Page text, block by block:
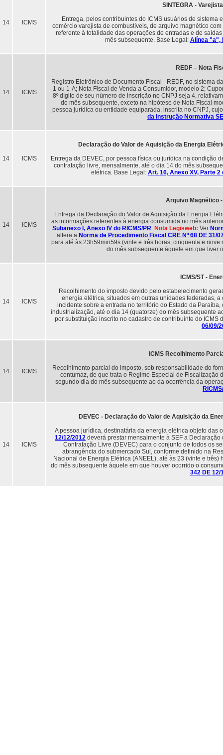
14 ICMS
SINTEGRA -
Entrega, pelos contribuintes do ICMS usuários de
comércio varejista de combustíveis, de arquivo magnético
referente à totalidade das operações de entradas e de
mês subsequente. Base Legal: Alínea "a",
14 ICMS
REDF – Nota
Registro Eletrônico de Documento Fiscal - REDF, no sistema
1 ou 1-A; Nota Fiscal de Venda a Consumidor, modelo 2;
8º dígito de seu número de inscrição no CNPJ seja 4,
do mês subsequente, exceto na hipótese de Nota Fiscal
pessoa jurídica ou entidade equiparada, inscrita no CNPJ,
da Instrução Normativa
14 ICMS
Declaração do Valor de Aquisição da Energia
Entrega da DEVEC, por pessoa física ou jurídica na condição
contratação livre, mensalmente, até o dia 14 do mês
elétrica. Base Legal: Art. 16, Anexo XV, Parte 2
14 ICMS
Arquivo Magnético
Entrega da Declaração do Valor de Aquisição da Energia
as informações referentes à energia consumida no mês
Subanexo I, Anexo IV do RICMS/PR. Nota Legisweb: Ver
altera a Norma de Procedimento Fiscal CRE Nº 68 DE 31/
para até às 23h59min59s (vinte e três horas, cinquenta e
do mês subsequente àquele em que tiver
14 ICMS
ICMS/ST -
Recolhimento do imposto devido pelo estabelecimento
energia elétrica, situados em outras unidades federadas,
incidente sobre a entrada no território do Estado da
industrialização, até o dia 14 (quatorze) do mês subsequente
por substituição inscrito no cadastro de contribuinte do ICMS
06/09/
14 ICMS
ICMS Recolhimento
Recolhimento parcial do imposto, sob responsabilidade do
contumaz, de que trata o Regime Especial de Fiscalização
segundo dia do mês subsequente ao da ocorrência da
14 ICMS
DEVEC - Declaração do Valor de Aquisição da
A pessoa jurídica, destinatária da energia elétrica objeto das
12/12/2012 deverá prestar mensalmente à SEF a
Contratação Livre (DEVEC) para o conjunto de todos os
abrangência do submercado Sul, conforme definido na
Nacional de Energia Elétrica (ANEEL), até às 23 (vinte e
do mês subsequente àquele em que houver ocorrido o
342 DE 12/